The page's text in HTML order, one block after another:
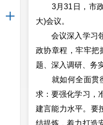
3月31日，市政
大)会议。
会议深入学习领
政协章程，牢牢把
题、深入调研、务
就如何全面贯彻
求：要强化学习，
建言能力水平。要
结提炼，着力打造